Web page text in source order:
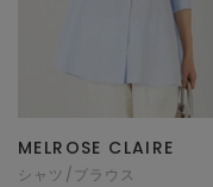
MELROSE CLAIRE
シャツ/ブラウス